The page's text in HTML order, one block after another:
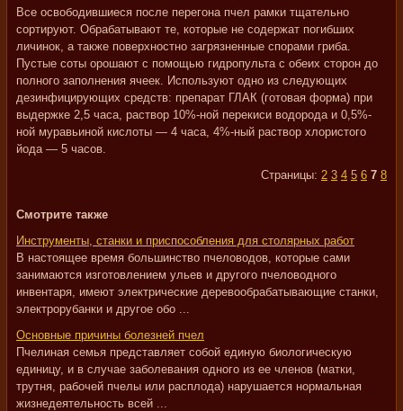
Все освободившиеся после перегона пчел рамки тщательно
сортируют. Обрабатывают те, которые не содержат погибших
личинок, а также поверхностно загрязненные спорами гриба.
Пустые соты орошают с помощью гидропульта с обеих сторон до
полного заполнения ячеек. Используют одно из следующих
дезинфицирующих средств: препарат ГЛАК (готовая форма) при
выдержке 2,5 часа, раствор 10%-ной перекиси водорода и 0,5%-
ной муравьиной кислоты — 4 часа, 4%-ный раствор хлористого
йода — 5 часов.
Страницы: 2 3 4 5 6 7 8
Смотрите также
Инструменты, станки и приспособления для столярных работ
В настоящее время большинство пчеловодов, которые сами
занимаются изготовлением ульев и другого пчеловодного
инвентаря, имеют электрические деревообрабатывающие станки,
электрорубанки и другое обо ...
Основные причины болезней пчел
Пчелиная семья представляет собой единую биологическую
единицу, и в случае заболевания одного из ее членов (матки,
трутня, рабочей пчелы или расплода) нарушается нормальная
жизнедеятельность всей ...